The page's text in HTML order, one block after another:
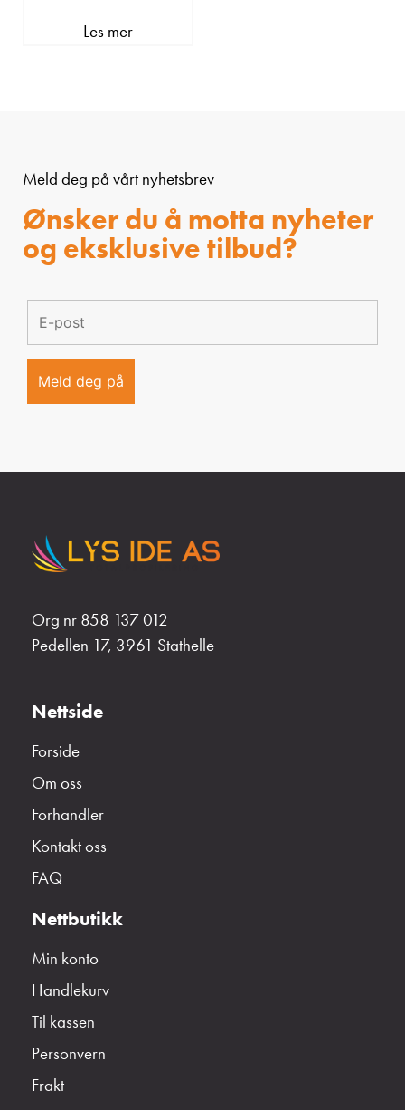
Les mer
Meld deg på vårt nyhetsbrev
Ønsker du å motta nyheter
og eksklusive tilbud?
Org nr 858 137 012
Pedellen 17, 3961 Stathelle
Nettside
Forside
Om oss
Forhandler
Kontakt oss
FAQ
Nettbutikk
Min konto
Handlekurv
Til kassen
Personvern
Frakt